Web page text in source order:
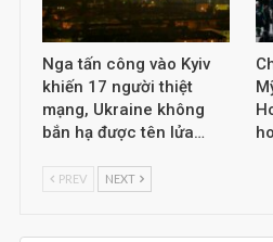
Nga tấn công vào Kyiv
khiến 17 người thiệt
mạng, Ukraine không
bắn hạ được tên lửa…
PREV NEXT